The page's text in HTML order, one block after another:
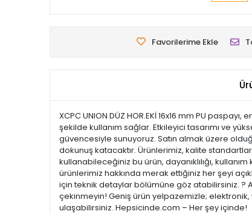
Favorilerime Ekle
XCPC UNION DÜZ HOR.EKİ 16x16 mm PU
şekilde kullanım sağlar. Etkileyici tasarımı ve
güvencesiyle sunuyoruz. Satın almak üzere
dokunuş katacaktır. Ürünlerimiz, kalite
kullanabileceğiniz bu ürün, dayanıklılığı,
ürünlerimiz hakkında merak ettiğiniz her şeyi
için teknik detaylar bölümüne göz atabilirsiniz. ?
çekinmeyin! Geniş ürün yelpazemizle; elektronik,
ulaşabilirsiniz. Hepsicinde.com – Her şey içinde!